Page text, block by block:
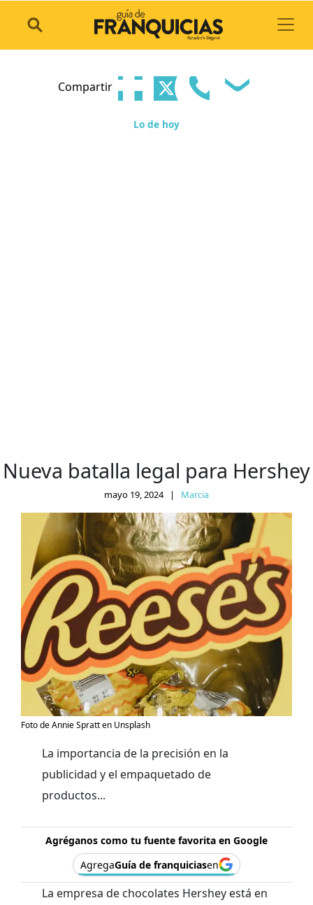
Compartir
Lo de hoy
Nueva batalla legal para Hershey
mayo 19, 2024 | Marcia
Foto de Annie Spratt en Unsplash
La importancia de la precisión en la
publicidad y el empaquetado de
productos...
Agréganos como tu fuente favorita en Google
AgregaGuía de franquiciasen
La empresa de chocolates Hershey está en